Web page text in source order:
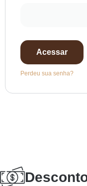
Acessar
Perdeu sua senha?